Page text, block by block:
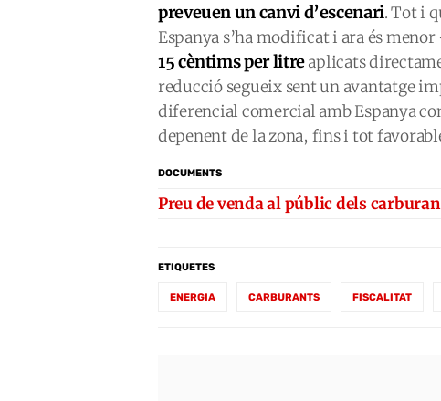
preveuen un canvi d’escenari. Tot i
Espanya s’ha modificat i ara és
15 cèntims per litreaplicats
reducció segueix sent un avantatge
diferencial comercial amb Espanya
depenent de la zona, fins i tot
DOCUMENTS
Preu de venda al públic dels
ETIQUETES
ENERGIA CARBURANTS FISCALITAT